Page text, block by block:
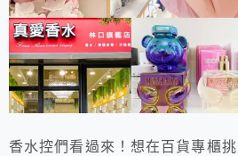
香水控們看過來！想在百貨專櫃